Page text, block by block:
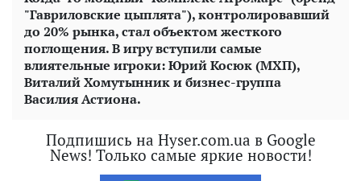
"Гавриловские цыплята"), контролировавший
до 20% рынка, стал объектом жесткого
поглощения. В игру вступили самые
влиятельные игроки: Юрий Косюк (МХП),
Виталий Хомутынник и бизнес-группа
Василия Астиона.
Подпишись на Hyser.com.ua в Google
News! Только самые яркие новости!